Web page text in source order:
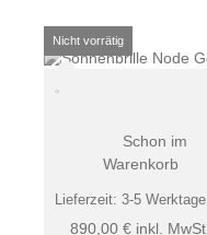
890,00 € inkl. MwSt.
Lieferzeit: 3-5 Werktage
Schon im
Warenkorb